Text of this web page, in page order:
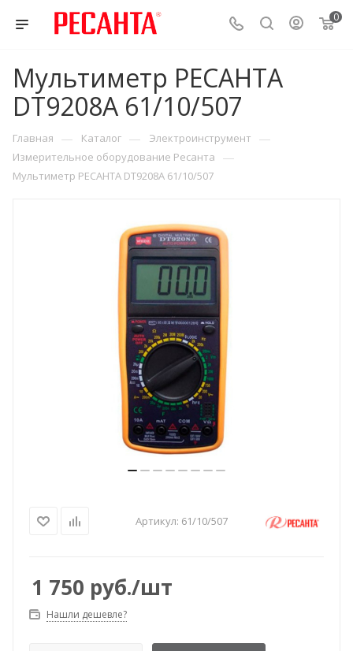
0
Мультиметр РЕСАНТА
DT9208A 61/10/507
Главная — Каталог — Электроинструмент —
Измерительное оборудование Ресанта —
Мультиметр РЕСАНТА DT9208A 61/10/507
Артикул: 61/10/507
1 750 руб./шт
Нашли дешевле?